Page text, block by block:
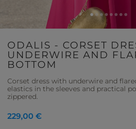
ODALIS - CORSET
UNDERWIRE AND
BOTTOM
Corset dress with underwire and
elastics in the sleeves and practical
zippered.
229,00 €